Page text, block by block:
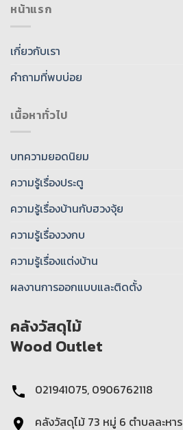
หน้าแรก
เกี่ยวกับเรา
คำถามที่พบบ่อย
เนื้อหาทั่วไป
บทความยอดนิยม
ความรู้เรื่องประตู
ความรู้เรื่องบ้านกับฮวงจุ้ย
ความรู้เรื่องวงกบ
ความรู้เรื่องแต่งบ้าน
ผลงานการออกแบบและติดตั้ง
คลังวัสดุไม้
Wood Outlet
021941075, 0906762118
คลังวัสดุไม้ 73 หมู่ 6 ตําบลละหาร